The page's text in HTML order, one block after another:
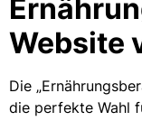
Website
Die
die perfekte Wahl